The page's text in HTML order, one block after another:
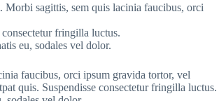
sagittis, sem quis lacinia faucibus, orci
fringilla luctus.
eu, sodales vel dolor.
faucibus, orci ipsum gravida tortor, vel
quis. Suspendisse consectetur fringilla luctus.